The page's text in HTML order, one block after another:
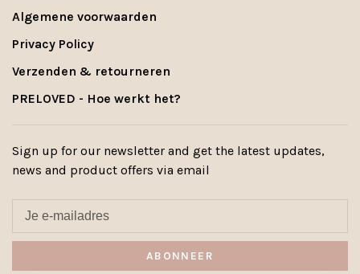
Algemene voorwaarden
Privacy Policy
Verzenden & retourneren
PRELOVED - Hoe werkt het?
Sign up for our newsletter and get the latest updates,
news and product offers via email
ABONNEER